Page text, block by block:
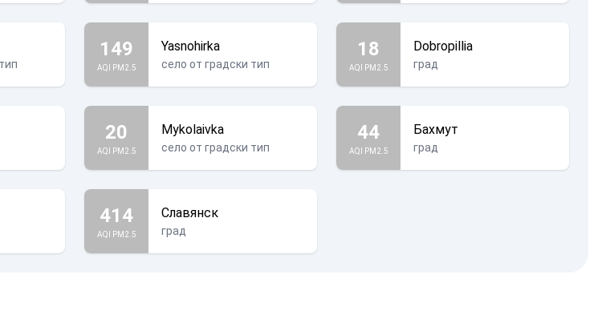
149
AQI PM2.5
Yasnohirka
село от градски тип
18
AQI PM2.5
Dobropillia
град
20
AQI PM2.5
Mykolaivka
село от градски тип
44
AQI PM2.5
Бахмут
град
414
AQI PM2.5
Славянск
град